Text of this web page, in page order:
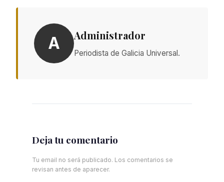
A Administrador
Periodista de Galicia Universal.
Deja tu comentario
Tu email no será publicado. Los comentarios se
revisan antes de aparecer.